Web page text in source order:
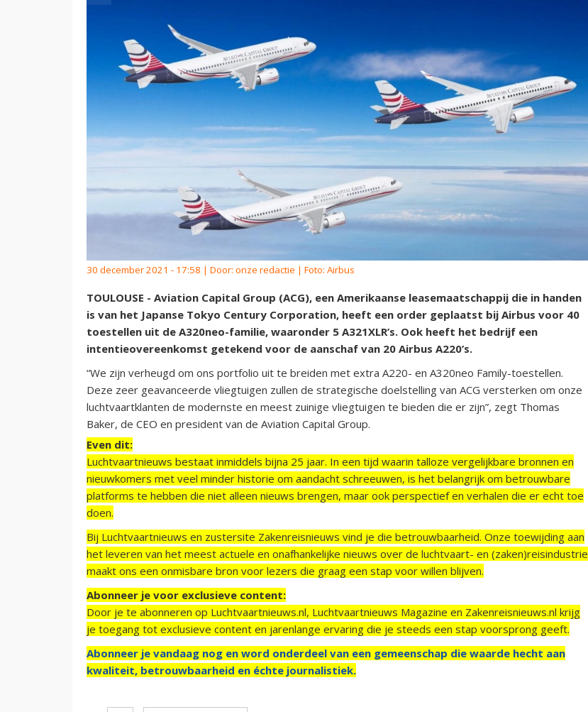
30 december 2021 - 17:58 | Door: onze redactie | Foto: Airbus
TOULOUSE - Aviation Capital Group (ACG), een Amerikaanse leasemaatschappij die in handen
is van het Japanse Tokyo Century Corporation, heeft een order geplaatst bij Airbus voor 40
toestellen uit de A320neo-familie, waaronder 5 A321XLR’s. Ook heeft het bedrijf een
intentieovereenkomst getekend voor de aanschaf van 20 Airbus A220’s.
“We zijn verheugd om ons portfolio uit te breiden met extra A220- en A320neo Family-toestellen.
Deze zeer geavanceerde vliegtuigen zullen de strategische doelstelling van ACG versterken om onze
luchtvaartklanten de modernste en meest zuinige vliegtuigen te bieden die er zijn”, zegt Thomas
Baker, de CEO en president van de Aviation Capital Group.
Even dit:
Luchtvaartnieuws bestaat inmiddels bijna 25 jaar. In een tijd waarin talloze vergelijkbare bronnen en
nieuwkomers met veel minder historie om aandacht schreeuwen, is het belangrijk om betrouwbare
platforms te hebben die niet alleen nieuws brengen, maar ook perspectief en verhalen die er echt toe
doen.
Bij Luchtvaartnieuws en zustersite Zakenreisnieuws vind je die betrouwbaarheid. Onze toewijding aan
het leveren van het meest actuele en onafhankelijke nieuws over de luchtvaart- en (zaken)reisindustrie
maakt ons een onmisbare bron voor lezers die graag een stap voor willen blijven.
Abonneer je voor exclusieve content:
Door je te abonneren op Luchtvaartnieuws.nl, Luchtvaartnieuws Magazine en Zakenreisnieuws.nl krijg
je toegang tot exclusieve content en jarenlange ervaring die je steeds een stap voorsprong geeft.
Abonneer je vandaag nog en word onderdeel van een gemeenschap die waarde hecht aan
kwaliteit, betrouwbaarheid en échte journalistiek.